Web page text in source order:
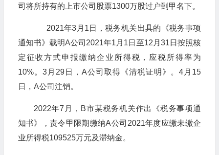
司将所持有的上市公司股票1300万股过户到甲名下。
2021年3月1日，税务机关出具的《税务事项
通知书》载明A公司2021年1月1日至12月31日按照核
定征收方式申报缴纳企业所得税，应税所得率为
10%。3月29日，A公司取得《清税证明》。4月15
日，A公司注销。
2022年7月，B市某税务机关作出《税务事项通
知书》，责令甲限期缴纳A公司2021年度应缴未缴企
业所得税109525万元及滞纳金。